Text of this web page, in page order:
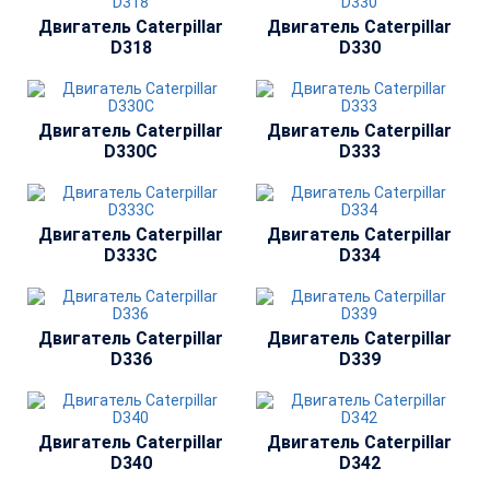
Двигатель Сaterpillar
D318
Двигатель Сaterpillar
D330
Двигатель Сaterpillar
D330C
Двигатель Сaterpillar
D333
Двигатель Сaterpillar
D333C
Двигатель Сaterpillar
D334
Двигатель Сaterpillar
D336
Двигатель Сaterpillar
D339
Двигатель Сaterpillar
D340
Двигатель Сaterpillar
D342